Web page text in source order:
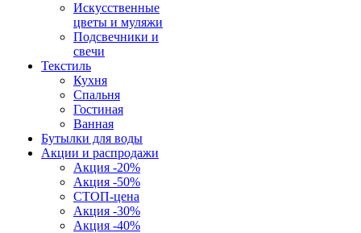
Искусственные
цветы и муляжи
Подсвечники и
свечи
Текстиль
Кухня
Спальня
Гостиная
Ванная
Бутылки для воды
Акции и распродажи
Акция -20%
Акция -50%
СТОП-цена
Акция -30%
Акция -40%